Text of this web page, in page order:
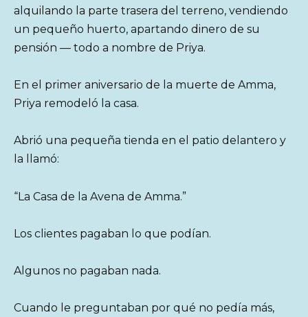
alquilando la parte trasera del terreno, vendiendo
un pequeño huerto, apartando dinero de su
pensión — todo a nombre de Priya.
En el primer aniversario de la muerte de Amma,
Priya remodeló la casa.
Abrió una pequeña tienda en el patio delantero y
la llamó:
“La Casa de la Avena de Amma.”
Los clientes pagaban lo que podían.
Algunos no pagaban nada.
Cuando le preguntaban por qué no pedía más,